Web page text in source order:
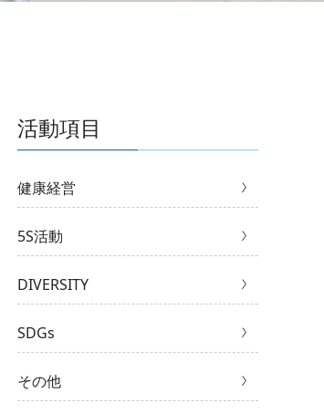
活動項目
健康経営
5S活動
DIVERSITY
SDGs
その他